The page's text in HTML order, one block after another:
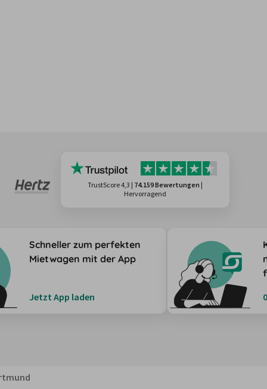
TrustScore 4,3 | 74.159 Bewertungen |
Hervorragend
Schneller zum perfekten
Mietwagen mit der App
Jetzt App laden